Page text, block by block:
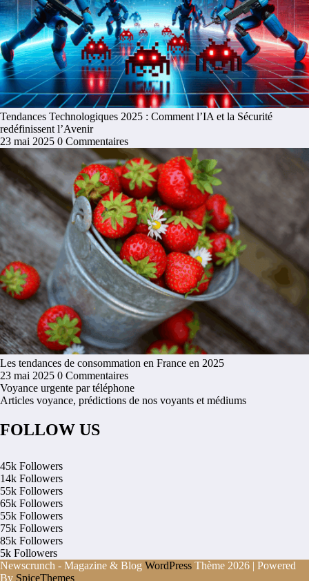
Tendances Technologiques 2025 : Comment l’IA et la Sécurité
redéfinissent l’Avenir
23 mai 2025 0 Commentaires
Les tendances de consommation en France en 2025
23 mai 2025 0 Commentaires
Voyance urgente par téléphone
Articles voyance, prédictions de nos voyants et médiums
FOLLOW US
45k Followers
14k Followers
55k Followers
65k Followers
55k Followers
75k Followers
85k Followers
5k Followers
Newscrunch - Magazine & Blog WordPress Thème 2026 | Powered
By SpiceThemes